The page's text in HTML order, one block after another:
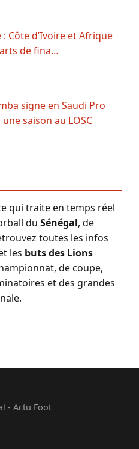
Côte d’Ivoire et Afrique
de fina…
signe en Saudi Pro
saison au LOSC
qui traite en temps réel
du Sénégal, de
toutes les infos
les buts des Lions
de coupe,
et des grandes
- Actu Foot